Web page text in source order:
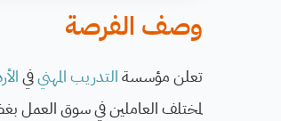
وصف الفرصة
تعلن مؤسسةالتدريب المهنيفي
لمختلف العاملين في سوق العمل